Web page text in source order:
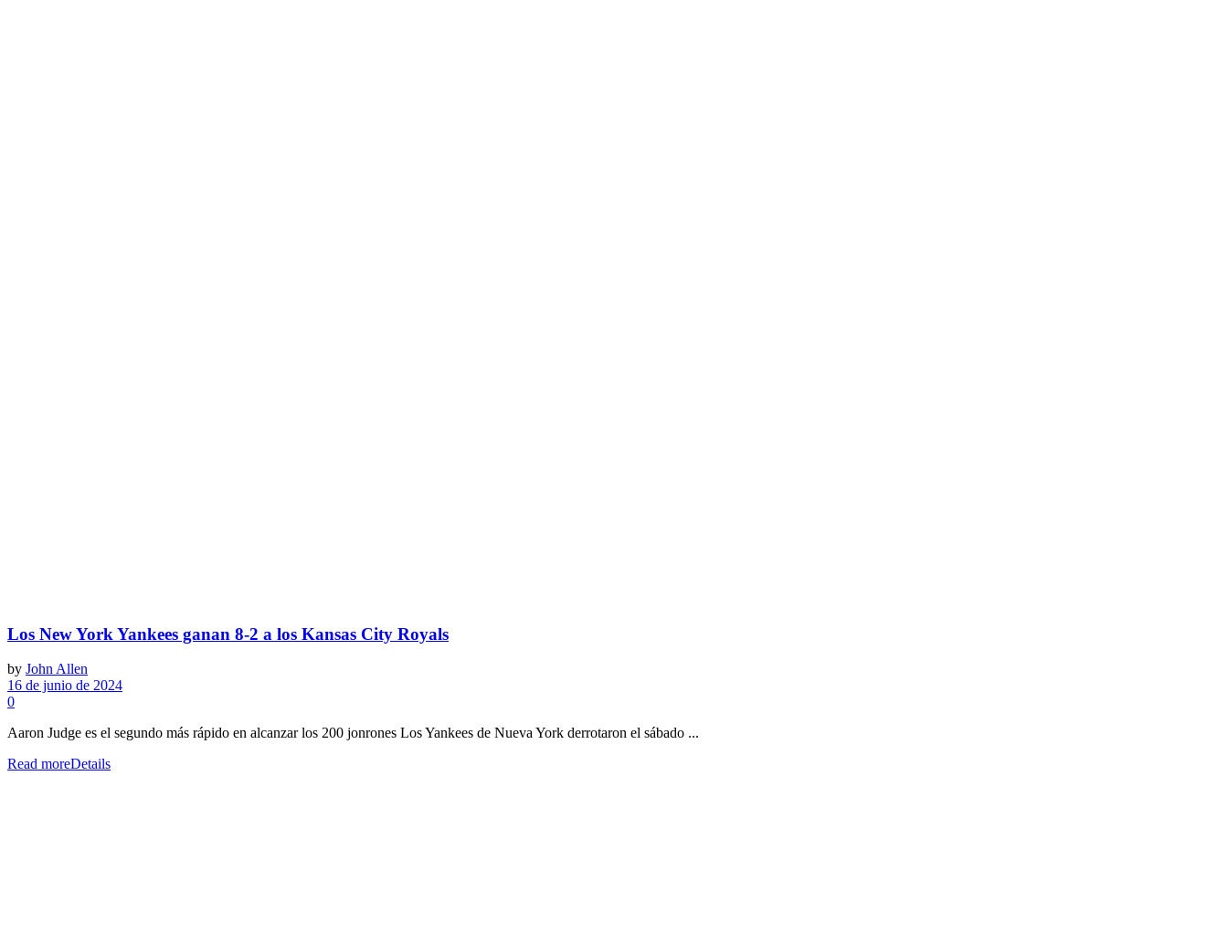
to
Los New York Yankees ganan 8-2 a los Kansas City Royals
by John Allen
16 de junio de 2024
0
Aaron Judge es el segundo más rápido en alcanzar los 200 jonrones Los Yankees de Nueva York derrotaron el sábado ...
Read moreDetails